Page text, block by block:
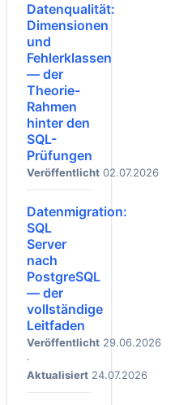
Datenqualität:
Dimensionen
und
Fehlerklassen
— der
Theorie-
Rahmen
hinter den
SQL-
Prüfungen
Veröffentlicht 02.07.2026
Datenmigration:
SQL
Server
nach
PostgreSQL
— der
vollständige
Leitfaden
Veröffentlicht 29.06.2026
·
Aktualisiert 24.07.2026